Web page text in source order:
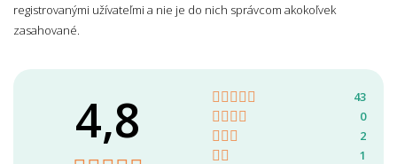
registrovanými užívateľmi a nie je do nich správcom akokoľvek
zasahované.
4,8
43
0
2
1